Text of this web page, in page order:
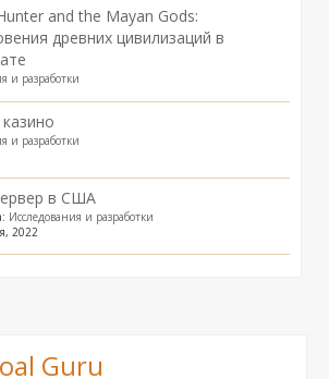
and the Mayan Gods:
древних цивилизаций в
и разработки
и разработки
в США
Исследования и разработки
2022
Guru